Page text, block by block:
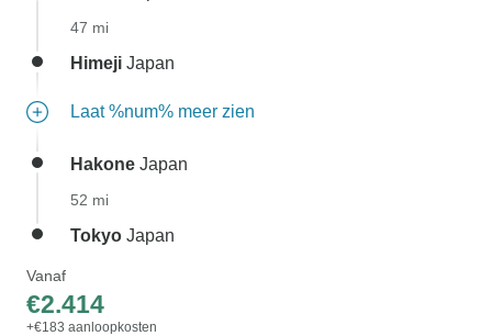
47 mi
Himeji Japan
Laat %num% meer zien
Hakone Japan
52 mi
Tokyo Japan
Vanaf
€2.414
+€183 aanloopkosten